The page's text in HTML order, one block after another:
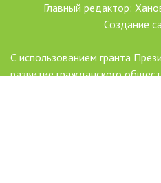
Главный редактор:
Создание
С использованием гранта
развитие гражданского